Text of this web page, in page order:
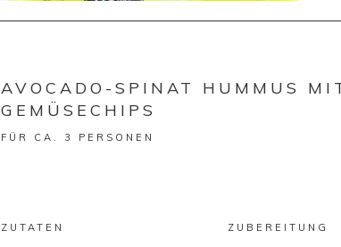
AVOCADO-SPINAT HUMMUS
GEMÜSECHIPS
FÜR CA. 3 PERSONEN
ZUTATEN ZUBEREITUNG